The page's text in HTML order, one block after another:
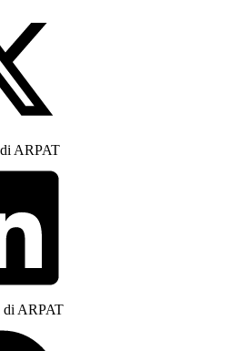
ARPAT
di ARPAT